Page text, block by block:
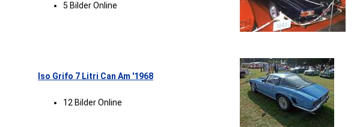
5 Bilder Online
Iso Grifo 7 Litri Can Am '1968
12 Bilder Online